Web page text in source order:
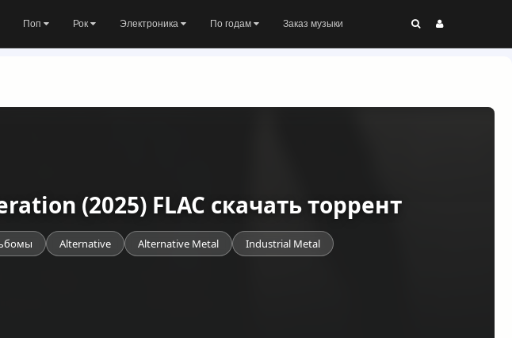
Поп Рок Электроника По годам Заказ музыки
(2025) FLAC скачать торрент
Alternative Alternative Metal Industrial Metal